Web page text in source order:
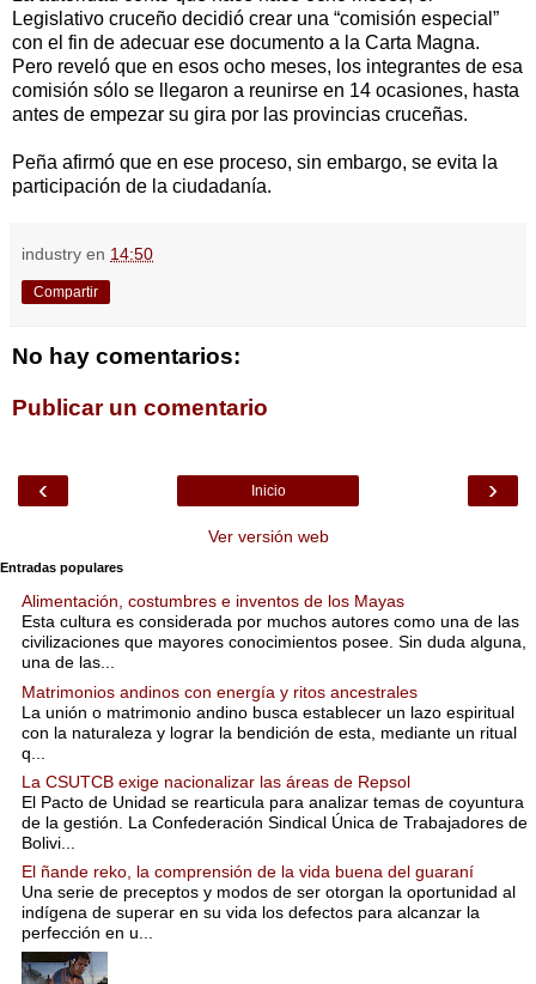
Legislativo cruceño decidió crear una “comisión especial”
con el fin de adecuar ese documento a la Carta Magna.
Pero reveló que en esos ocho meses, los integrantes de esa
comisión sólo se llegaron a reunirse en 14 ocasiones, hasta
antes de empezar su gira por las provincias cruceñas.
Peña afirmó que en ese proceso, sin embargo, se evita la
participación de la ciudadanía.
industry en 14:50
Compartir
No hay comentarios:
Publicar un comentario
‹ ›
Inicio
Ver versión web
Entradas populares
Alimentación, costumbres e inventos de los Mayas
Esta cultura es considerada por muchos autores como una de las
civilizaciones que mayores conocimientos posee. Sin duda alguna,
una de las...
Matrimonios andinos con energía y ritos ancestrales
La unión o matrimonio andino busca establecer un lazo espiritual
con la naturaleza y lograr la bendición de esta, mediante un ritual
q...
La CSUTCB exige nacionalizar las áreas de Repsol
El Pacto de Unidad se rearticula para analizar temas de coyuntura
de la gestión. La Confederación Sindical Única de Trabajadores de
Bolivi...
El ñande reko, la comprensión de la vida buena del guaraní
Una serie de preceptos y modos de ser otorgan la oportunidad al
indígena de superar en su vida los defectos para alcanzar la
perfección en u...